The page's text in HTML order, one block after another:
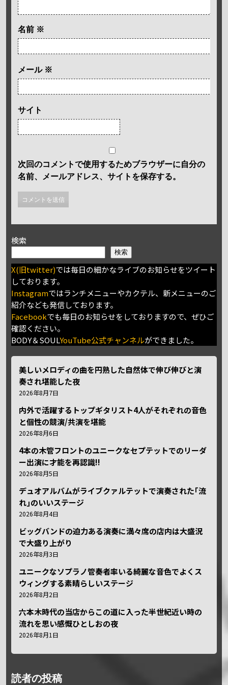
名前 ※
メール ※
サイト
次回のコメントで使用するためブラウザーに自分の
名前、メールアドレス、サイトを保存する。
検索
検索
X(旧twitter)では毎日の細かなライブのお知らせをツイート
しております。
Instagramではランチメニューやカクテル、新メニューのご
紹介なども発信しております。
Facebookでも毎日のお知らせをしておりますので、ぜひご
確認ください。
BODY＆SOULYouTube公式チャンネルができました。
美しいメロディの曲を円熟した自然体で伸び伸びと演
奏され堪能した夜
2026年8月7日
内外で活躍するトップギタリスト4人がそれぞれの音色
と個性の競演/共演を堪能
2026年8月6日
4本の木管フロントのユニークなセプテットでのリーダ
ー出演に才能を再認識!!
2026年8月5日
デュオアルバムがライブクァルテットで演奏された｢流
れ｣のいいステージ
2026年8月4日
ビッグバンドの迫力ある演奏に満々席の店内は大盛況
で大盛り上がり
2026年8月3日
ユニークなソプラノ管奏者率いる綺麗な音色でよくス
ウィングする素晴らしいステージ
2026年8月2日
六本木時代の当店からこの道に入った半世紀近い時の
流れを思い感慨ひとしおの夜
2026年8月1日
読者の投稿